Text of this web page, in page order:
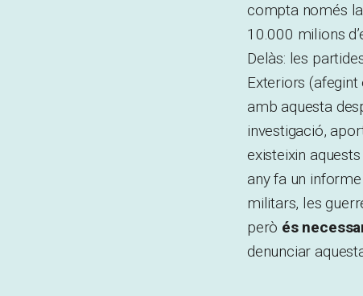
compta només
10.000 milions
Delàs: les
Exteriors
amb aquesta
investigació,
existeixin
any fa un
militars, les
però és
denunciar